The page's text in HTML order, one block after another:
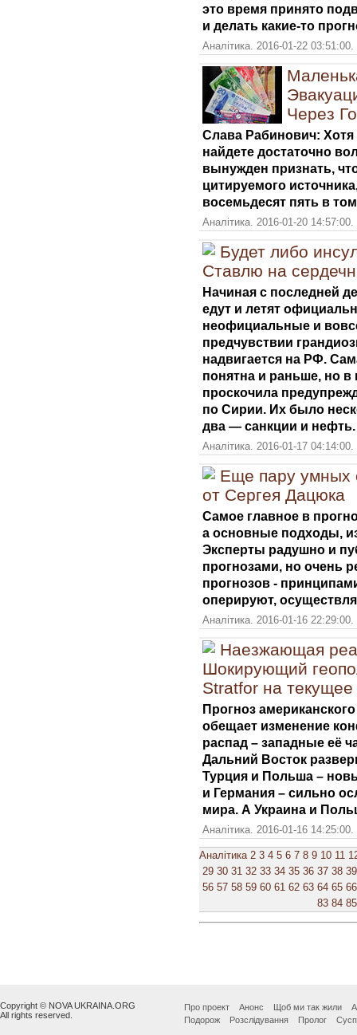
это время принято
и делать какие-то
Аналітика. 2016-01-22
Через
Слава Рабинович:
найдете достаточно
вынужден признать,
цитируемого
восемьдесят пять в
Аналітика. 2016-01-20
Будет либо
Ставлю на
Начиная с последней
едут и летят
неофициальные и
предчувствии
надвигается на РФ.
понятна и раньше, но в
проскочила
по Сирии. Их было
два — санкции и нефть.
Аналітика. 2016-01-17
Еще пару умных
от Сергея Дацюка
Самое главное в
а основные подходы,
Эксперты радушно и
прогнозами, но очень
прогнозов -
оперируют,
Аналітика. 2016-01-16
Наезжающая
Шокирующий
Stratfor на текущее
Прогноз
обещает изменение
распад – западные её
Дальний Восток
Турция и Польша –
и Германия – сильно
мира. А Украина и
Аналітика. 2016-01-16
Аналітика 2 3 4 5 6 7 8 9 10 11
29 30 31 32 33 34 35 36 37 38 39
56 57 58 59 60 61 62 63 64 65 66
83 84 85
Copyright © NOVA UKRAINA.ORG
All rights reserved.
Про проект Анонс Щоб ми так жили
Подорож
Розслідування Пролог